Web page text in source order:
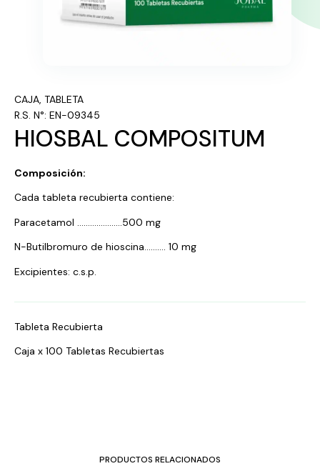
CAJA, TABLETA
R.S. N°: EN-09345
HIOSBAL COMPOSITUM
Composición:
Cada tableta recubierta contiene:
Paracetamol …………………500 mg
N-Butilbromuro de hioscina………. 10 mg
Excipientes: c.s.p.
Tableta Recubierta
Caja x 100 Tabletas Recubiertas
PRODUCTOS RELACIONADOS